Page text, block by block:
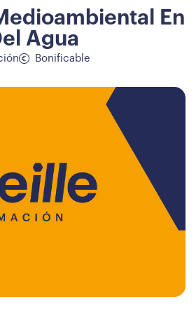
En
Agua
Bonificable